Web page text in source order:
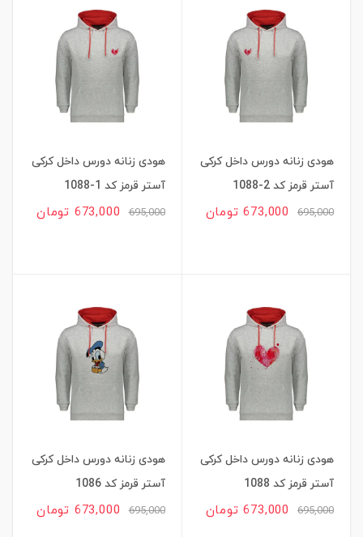
هودی زنانه دورس داخل کرکی
آستر قرمز کد 2-1088
695,000 673,000 تومان
هودی زنانه دورس داخل کرکی
آستر قرمز کد 1-1088
695,000 673,000 تومان
هودی زنانه دورس داخل کرکی
آستر قرمز کد 1088
695,000 673,000 تومان
هودی زنانه دورس داخل کرکی
آستر قرمز کد 1086
695,000 673,000 تومان